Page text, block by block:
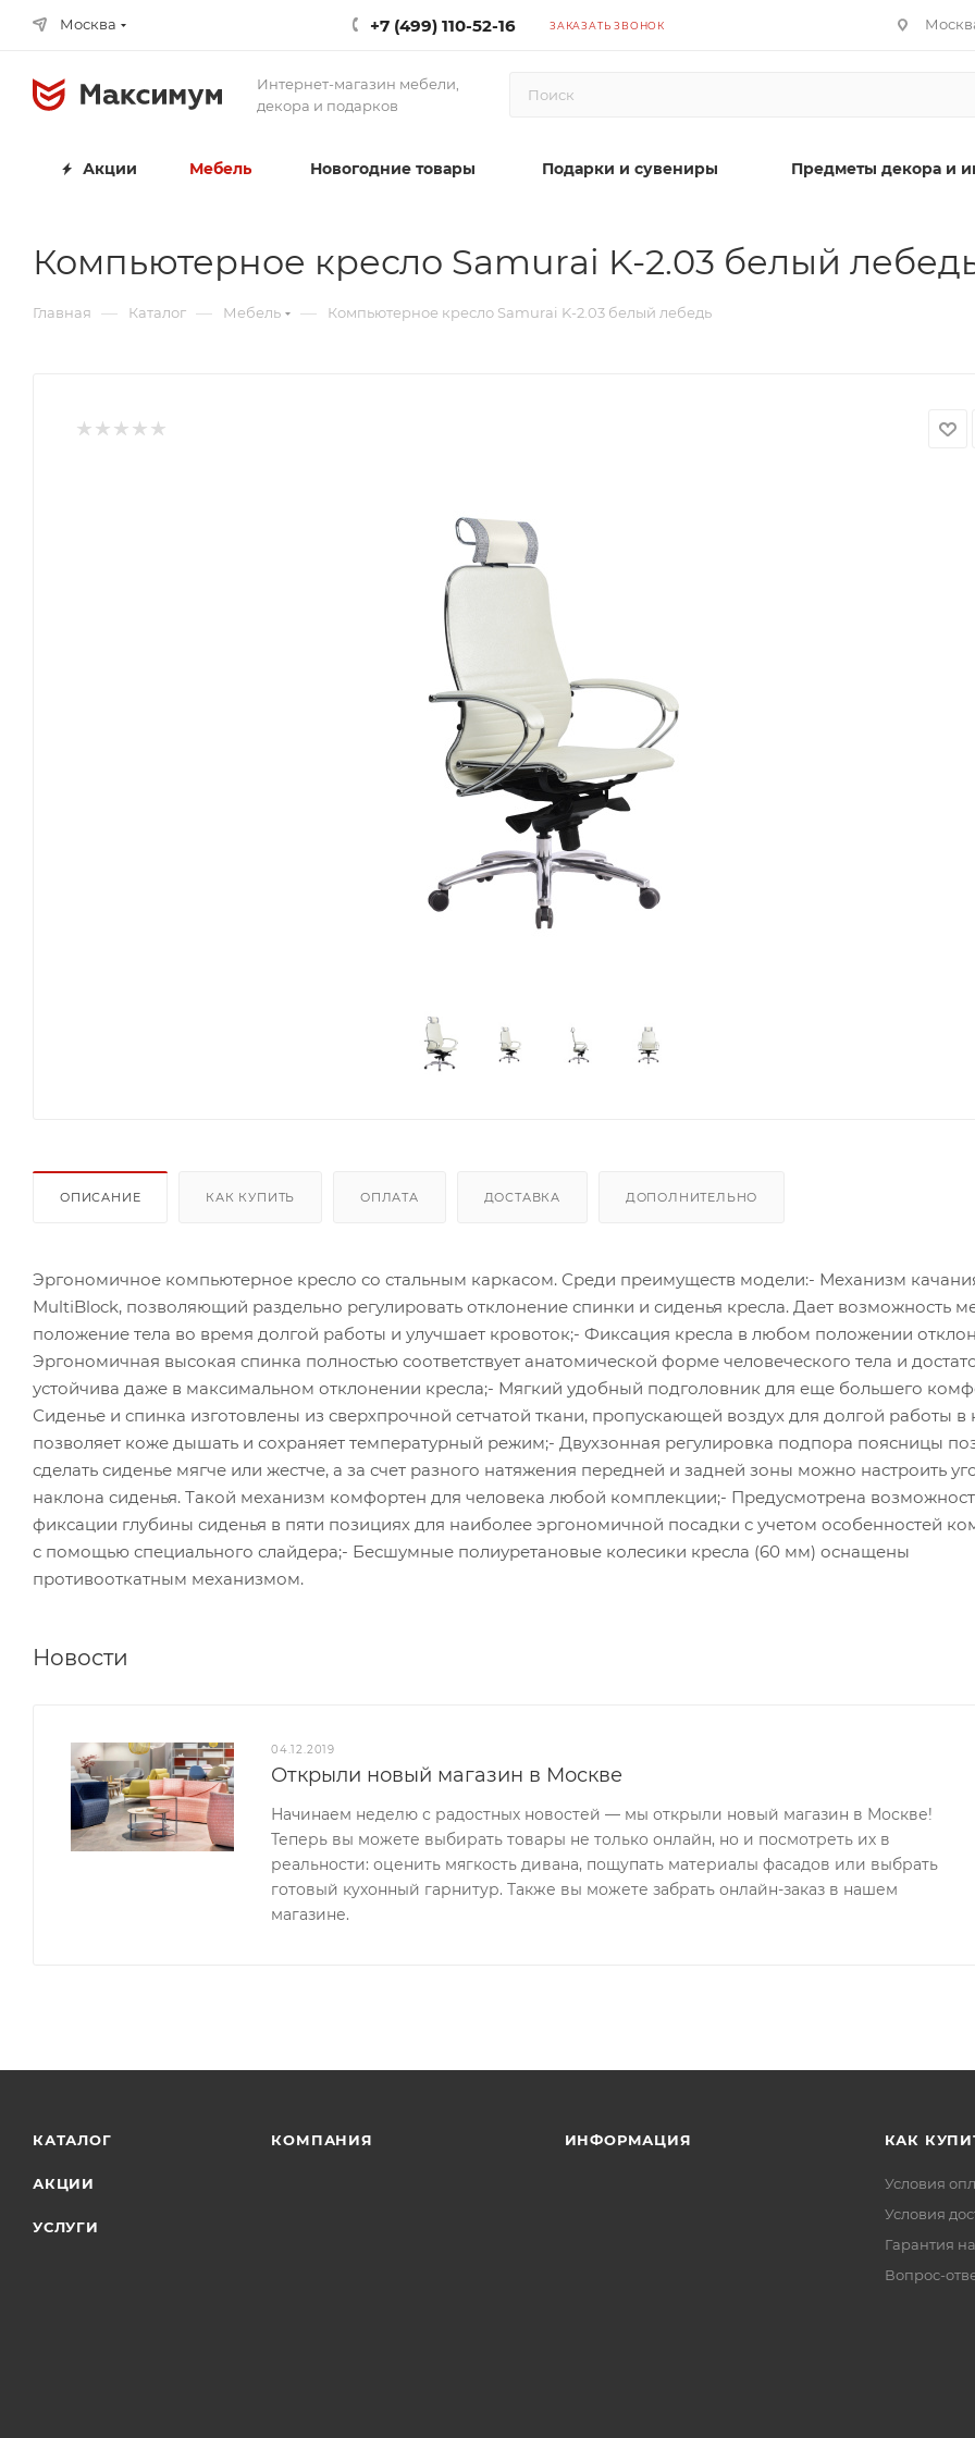
Москва +7 (499) 110-52-16 ЗАКАЗАТЬ ЗВОНОК
Интернет-магазин мебели,
декора и подарков
Акции Мебель Новогодние товары Подарки и сувениры Предметы декора и
Компьютерное кресло Samurai K-2.03 белый
Главная — Каталог — Мебель — Компьютерное кресло Samurai K-2.03 белый лебедь
ОПИСАНИЕ КАК КУПИТЬ ОПЛАТА ДОСТАВКА ДОПОЛНИТЕЛЬНО
Эргономичное компьютерное кресло со стальным каркасом. Среди преимуществ модели:- Механизм
MultiBlock, позволяющий раздельно регулировать отклонение спинки и сиденья кресла. Дает возможность
положение тела во время долгой работы и улучшает кровоток;- Фиксация кресла в любом положении
Эргономичная высокая спинка полностью соответствует анатомической форме человеческого тела и
устойчива даже в максимальном отклонении кресла;- Мягкий удобный подголовник для еще большего
Сиденье и спинка изготовлены из сверхпрочной сетчатой ткани, пропускающей воздух для долгой работы в
позволяет коже дышать и сохраняет температурный режим;- Двухзонная регулировка подпора поясницы
сделать сиденье мягче или жестче, а за счет разного натяжения передней и задней зоны можно настроить
наклона сиденья. Такой механизм комфортен для человека любой комплекции;- Предусмотрена
фиксации глубины сиденья в пяти позициях для наиболее эргономичной посадки с учетом особенностей
с помощью специального слайдера;- Бесшумные полиуретановые колесики кресла (60 мм) оснащены
противооткатным механизмом.
Новости
04.12.2019
Открыли новый магазин в Москве
Начинаем неделю с радостных новостей — мы открыли новый магазин в Москве!
Теперь вы можете выбирать товары не только онлайн, но и посмотреть их в
реальности: оценить мягкость дивана, пощупать материалы фасадов или выбрать
готовый кухонный гарнитур. Также вы можете забрать онлайн-заказ в нашем
магазине.
КАТАЛОГ
АКЦИИ
УСЛУГИ
КОМПАНИЯ ИНФОРМАЦИЯ КАК
Условия
Условия
Гарантия
Вопрос-